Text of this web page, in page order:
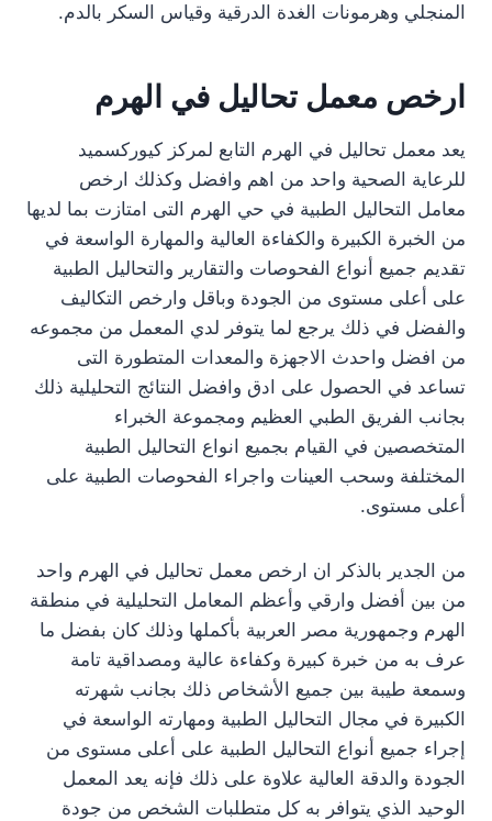
المنجلي وهرمونات الغدة الدرقية وقياس السكر بالدم.
ارخص معمل تحاليل في الهرم
يعد معمل تحاليل في الهرم التابع لمركز كيوركسميد
للرعاية الصحية واحد من اهم وافضل وكذلك ارخص
معامل التحاليل الطبية في حي الهرم التى امتازت بما لديها
من الخبرة الكبيرة والكفاءة العالية والمهارة الواسعة في
تقديم جميع أنواع الفحوصات والتقارير والتحاليل الطبية
على أعلى مستوى من الجودة وباقل وارخص التكاليف
والفضل في ذلك يرجع لما يتوفر لدي المعمل من مجموعه
من افضل واحدث الاجهزة والمعدات المتطورة التى
تساعد في الحصول على ادق وافضل النتائج التحليلية ذلك
بجانب الفريق الطبي العظيم ومجموعة الخبراء
المتخصصين في القيام بجميع انواع التحاليل الطبية
المختلفة وسحب العينات واجراء الفحوصات الطبية على
أعلى مستوى.
من الجدير بالذكر ان ارخص معمل تحاليل في الهرم واحد
من بين أفضل وارقي وأعظم المعامل التحليلية في منطقة
الهرم وجمهورية مصر العربية بأكملها وذلك كان بفضل ما
عرف به من خبرة كبيرة وكفاءة عالية ومصداقية تامة
وسمعة طيبة بين جميع الأشخاص ذلك بجانب شهرته
الكبيرة في مجال التحاليل الطبية ومهارته الواسعة في
إجراء جميع أنواع التحاليل الطبية على أعلى مستوى من
الجودة والدقة العالية علاوة على ذلك فإنه يعد المعمل
الوحيد الذي يتوافر به كل متطلبات الشخص من جودة